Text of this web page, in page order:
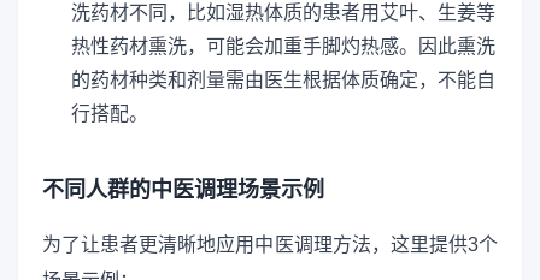
洗药材不同，比如湿热体质的患者用艾叶、生姜等
热性药材熏洗，可能会加重手脚灼热感。因此熏洗
的药材种类和剂量需由医生根据体质确定，不能自
行搭配。
不同人群的中医调理场景示例
为了让患者更清晰地应用中医调理方法，这里提供3个